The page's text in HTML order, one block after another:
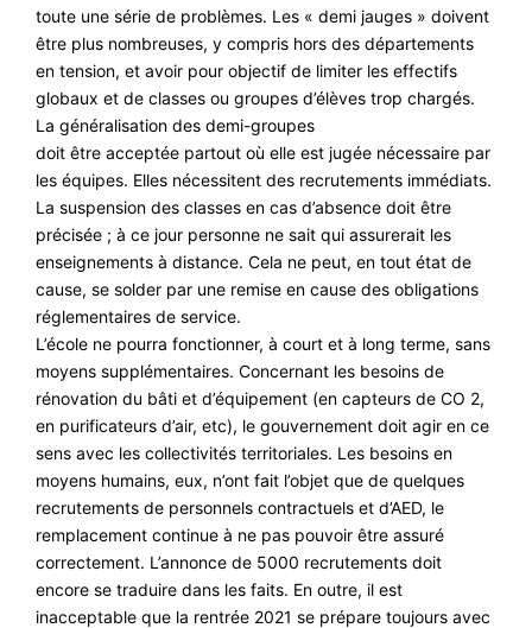
toute une série de problèmes. Les « demi jauges » doivent
être plus nombreuses, y compris hors des départements
en tension, et avoir pour objectif de limiter les effectifs
globaux et de classes ou groupes d’élèves trop chargés.
La généralisation des demi-groupes
doit être acceptée partout où elle est jugée nécessaire par
les équipes. Elles nécessitent des recrutements immédiats.
La suspension des classes en cas d’absence doit être
précisée ; à ce jour personne ne sait qui assurerait les
enseignements à distance. Cela ne peut, en tout état de
cause, se solder par une remise en cause des obligations
réglementaires de service.
L’école ne pourra fonctionner, à court et à long terme, sans
moyens supplémentaires. Concernant les besoins de
rénovation du bâti et d’équipement (en capteurs de CO 2,
en purificateurs d’air, etc), le gouvernement doit agir en ce
sens avec les collectivités territoriales. Les besoins en
moyens humains, eux, n’ont fait l’objet que de quelques
recrutements de personnels contractuels et d’AED, le
remplacement continue à ne pas pouvoir être assuré
correctement. L’annonce de 5000 recrutements doit
encore se traduire dans les faits. En outre, il est
inacceptable que la rentrée 2021 se prépare toujours avec